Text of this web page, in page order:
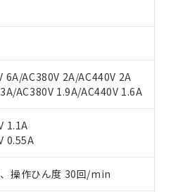
6A/AC380V 2A/AC440V 2A
AC380V 1.9A/AC440V 1.6A
1.1A
0.55A
操作ひん度 30回/min
社在庫状況および標準価格(税抜)
スの対象外となる商品もあること
いる更新日時点での社内データに
び標準価格とは異なる場合がある
引先、またはお客様担当のオムロ
が、含有品と判明した場合などやむ
100ppm以下、
1000ppm以下、ポリ臭化ジフェニルエーテル
下、フタル酸ブチルベンジル（BBP）
以下
目は除く。
用がないことを確認しています。
以下であることを示します。
超えていることを示します。
せください。
、
、 PBDEs(ポリ臭化ジフェニルエーテ
び外国貿易法に定める商品（以下｢
本国政府の輸出許可(または役務取
するなど、違法に輸出されないよ
器、生物兵器またはその他武器並